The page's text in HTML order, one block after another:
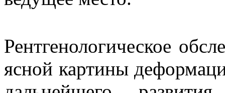
Рентгенологическое
ясной картины